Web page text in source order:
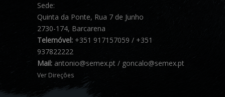
Sede:
Quinta da Ponte, Rua 7 de Junho
2730-174, Barcarena
Telemóvel: +351 917157059 / +351
937822222
Mail: antonio@semex.pt / goncalo@semex.pt
Ver Direções